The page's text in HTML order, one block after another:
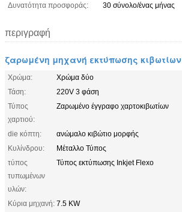
Δυνατότητα προσφοράς:
30 σύνολο/ένας μήνας
περιγραφή
ζαρωμένη μηχανή εκτύπωσης κιβωτίων
Χρώμα:
Χρώμα δύο
Τάση:
220V 3 φάση
Τύπος
χαρτιού:
Ζαρωμένο έγγραφο χαρτοκιβωτίων
die κόπτη:
ανώμαλο κιβώτιο μορφής
Κυλίνδρου:
Μέταλλο Τύπος
τύπος
τυπωμένων
υλών:
Τύπος εκτύπωσης Inkjet Flexo
Κύρια μηχανή: 7.5 KW